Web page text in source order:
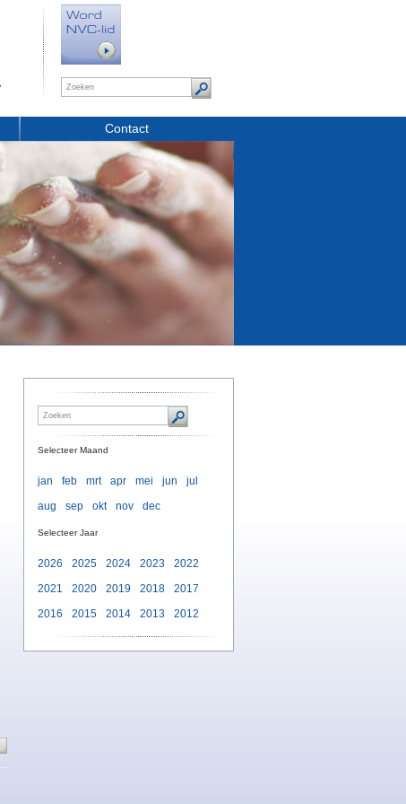
Contact
Selecteer Maand
jan feb mrt apr mei jun
jul
aug
sep okt nov dec
Selecteer Jaar
2026 2025 2024 2023
2022
2021
2020 2019 2018
2017
2016
2015 2014 2013 2012